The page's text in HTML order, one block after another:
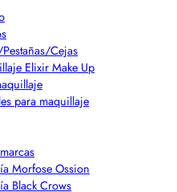
Cejas
Elixir Make Up
para maquillaje
Morfose Ossion
Black Crows